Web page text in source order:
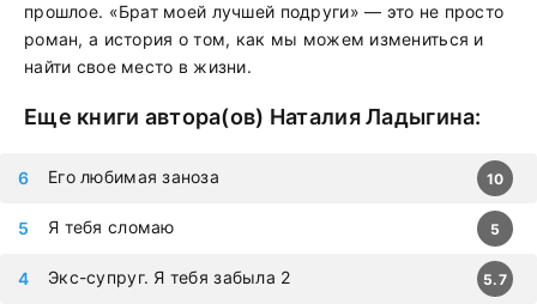
прошлое. «Брат моей лучшей подруги» — это не просто
роман, а история о том, как мы можем измениться и
найти свое место в жизни.
Еще книги автора(ов) Наталия Ладыгина:
Экс-супруг. Я тебя забыла 2 5.7
Я тебя сломаю 5
Его любимая заноза 10